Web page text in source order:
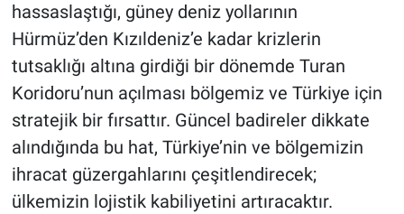
hassaslaştığı, güney deniz yollarının
Hürmüz’den Kızıldeniz’e kadar krizlerin
tutsaklığı altına girdiği bir dönemde Turan
Koridoru’nun açılması bölgemiz ve Türkiye için
stratejik bir fırsattır. Güncel badireler dikkate
alındığında bu hat, Türkiye’nin ve bölgemizin
ihracat güzergahlarını çeşitlendirecek;
ülkemizin lojistik kabiliyetini artıracaktır.